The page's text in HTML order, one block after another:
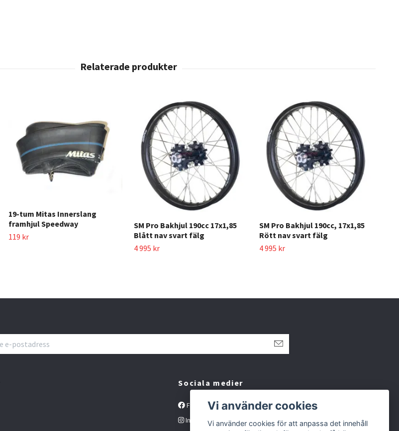
19-tum Mitas Innerslang
framhjul Speedway
119 kr
SM Pro Bakhjul 190cc 17x1,85
Blått nav svart fälg
4 995 kr
SM Pro Bakhjul 190cc, 17x1,85
Rött nav svart fälg
4 995 kr
Sociala medier
Facebook
Instagram
Vi använder cookies
Vi använder cookies för att anpassa det innehåll